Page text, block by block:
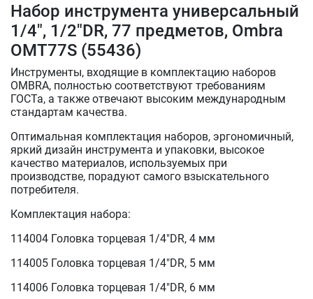
Набор инструмента универсальный
1/4", 1/2"DR, 77 предметов, Ombra
OMT77S (55436)
Инструменты, входящие в комплектацию наборов
OMBRA, полностью соответствуют требованиям
ГОСТа, а также отвечают высоким международным
стандартам качества.
Оптимальная комплектация наборов, эргономичный,
яркий дизайн инструмента и упаковки, высокое
качество материалов, используемых при
производстве, порадуют самого взыскательного
потребителя.
Комплектация набора:
114004 Головка торцевая 1/4"DR, 4 мм
114005 Головка торцевая 1/4"DR, 5 мм
114006 Головка торцевая 1/4"DR, 6 мм